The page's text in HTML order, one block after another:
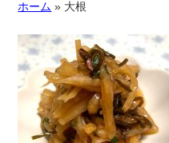
ホーム » 大根